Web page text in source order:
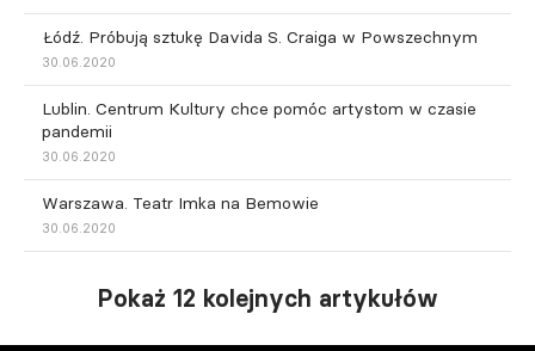
Łódź. Próbują sztukę Davida S. Craiga w Powszechnym
30.06.2020
Lublin. Centrum Kultury chce pomóc artystom w czasie
pandemii
30.06.2020
Warszawa. Teatr Imka na Bemowie
30.06.2020
Pokaż 12 kolejnych artykułów